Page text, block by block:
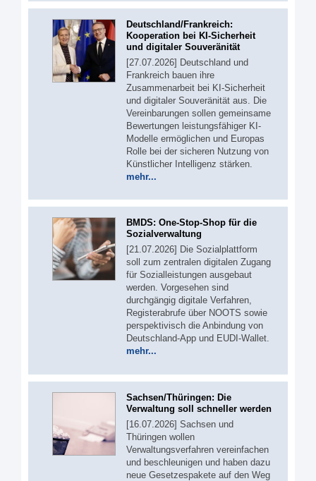
Deutschland/Frankreich:
Kooperation bei KI-Sicherheit
und digitaler Souveränität
[27.07.2026] Deutschland und
Frankreich bauen ihre
Zusammenarbeit bei KI-Sicherheit
und digitaler Souveränität aus. Die
Vereinbarungen sollen gemeinsame
Bewertungen leistungsfähiger KI-
Modelle ermöglichen und Europas
Rolle bei der sicheren Nutzung von
Künstlicher Intelligenz stärken.
mehr...
BMDS: One-Stop-Shop für die
Sozialverwaltung
[21.07.2026] Die Sozialplattform
soll zum zentralen digitalen Zugang
für Sozialleistungen ausgebaut
werden. Vorgesehen sind
durchgängig digitale Verfahren,
Registerabrufe über NOOTS sowie
perspektivisch die Anbindung von
Deutschland-App und EUDI-Wallet.
mehr...
Sachsen/Thüringen: Die
Verwaltung soll schneller werden
[16.07.2026] Sachsen und
Thüringen wollen
Verwaltungsverfahren vereinfachen
und beschleunigen und haben dazu
neue Gesetzespakete auf den Weg